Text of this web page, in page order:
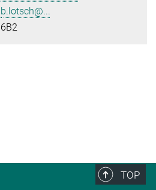
b.lotsch@...
6B2
TOP